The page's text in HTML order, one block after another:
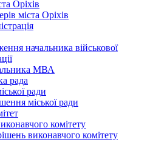
Оріхів
міста Оріхів
начальника військової
МВА
рада
ради
міської ради
комітету
виконавчого комітету